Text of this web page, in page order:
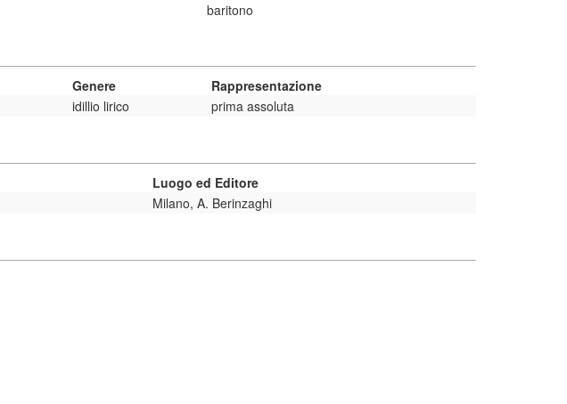
baritono
Genere
Rappresentazione
idillio lirico prima assoluta
Luogo ed Editore
Milano, A. Berinzaghi